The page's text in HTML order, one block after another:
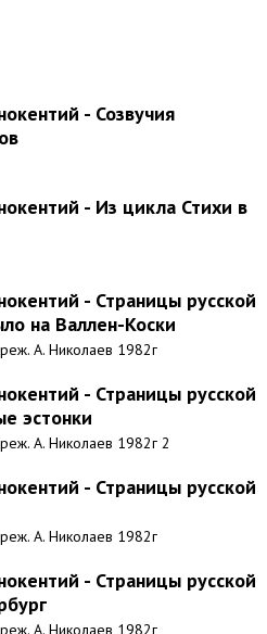
- Созвучия
- Из цикла Стихи в
- Страницы русской
на Валлен-Коски
А. Николаев 1982г
- Страницы русской
эстонки
А. Николаев 1982г 2
- Страницы русской
А. Николаев 1982г
- Страницы русской
А. Николаев 1982г